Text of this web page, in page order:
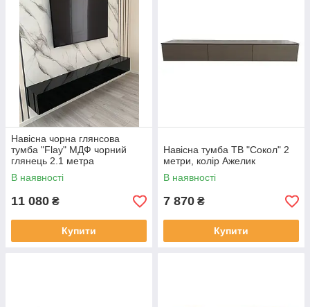
Навісна чорна глянсова
тумба "Flay" МДФ чорний
глянець 2.1 метра
В наявності
11 080 ₴
Купити
Навісна тумба ТВ "Сокол" 2
метри, колір Ажелик
В наявності
7 870 ₴
Купити